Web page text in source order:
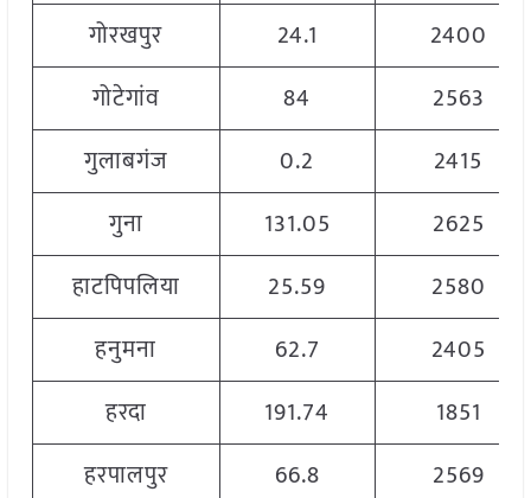
गोरखपुर
24.1
2400
गोटेगांव
84
2563
गुलाबगंज
0.2
2415
गुना
131.05
2625
हाटपिपलिया
25.59
2580
हनुमना
62.7
2405
हरदा
191.74
1851
हरपालपुर
66.8
2569